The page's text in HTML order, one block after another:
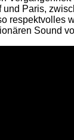
Paris,
respektvolles
Sound